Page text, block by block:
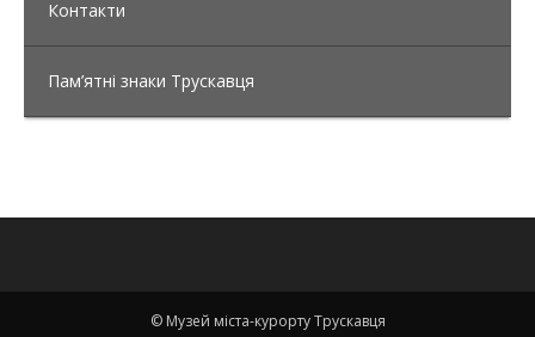
Контакти
Пам’ятні знаки Трускавця
© Музей міста-курорту Трускавця